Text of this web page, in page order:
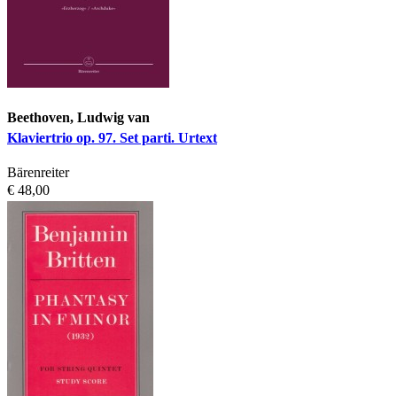
Beethoven, Ludwig van
Klaviertrio op. 97. Set parti. Urtext
Bärenreiter
€ 48,00